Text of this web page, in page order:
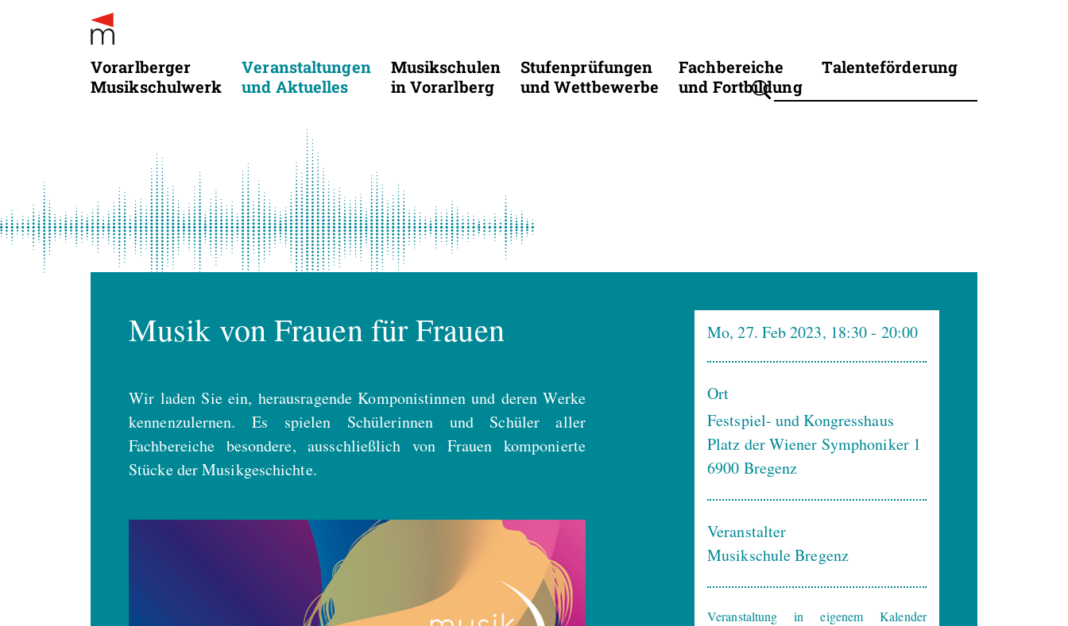
Vorarlberger
Musikschulwerk
Veranstaltungen
und Aktuelles
Musikschulen
in Vorarlberg
Stufenprüfungen
und Wettbewerbe
Fachbereiche
und Fortbildung
Talenteförderung
Suchbegriff eingeben
Musik von Frauen für Frauen
Wir laden Sie ein, herausragende Komponistinnen und deren Werke
kennenzulernen. Es spielen Schülerinnen und Schüler aller
Fachbereiche besondere, ausschließlich von Frauen komponierte
Stücke der Musikgeschichte.
Mo, 27. Feb 2023, 18:30- 20:00
Ort
Festspiel- und Kongresshaus
Platz der Wiener Symphoniker 1
6900 Bregenz
Veranstalter
Musikschule Bregenz
Veranstaltung in eigenem Kalender